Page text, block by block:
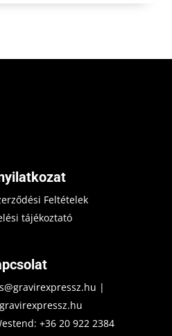
Feltételek
tájékoztató
|
+36 20 922 2384